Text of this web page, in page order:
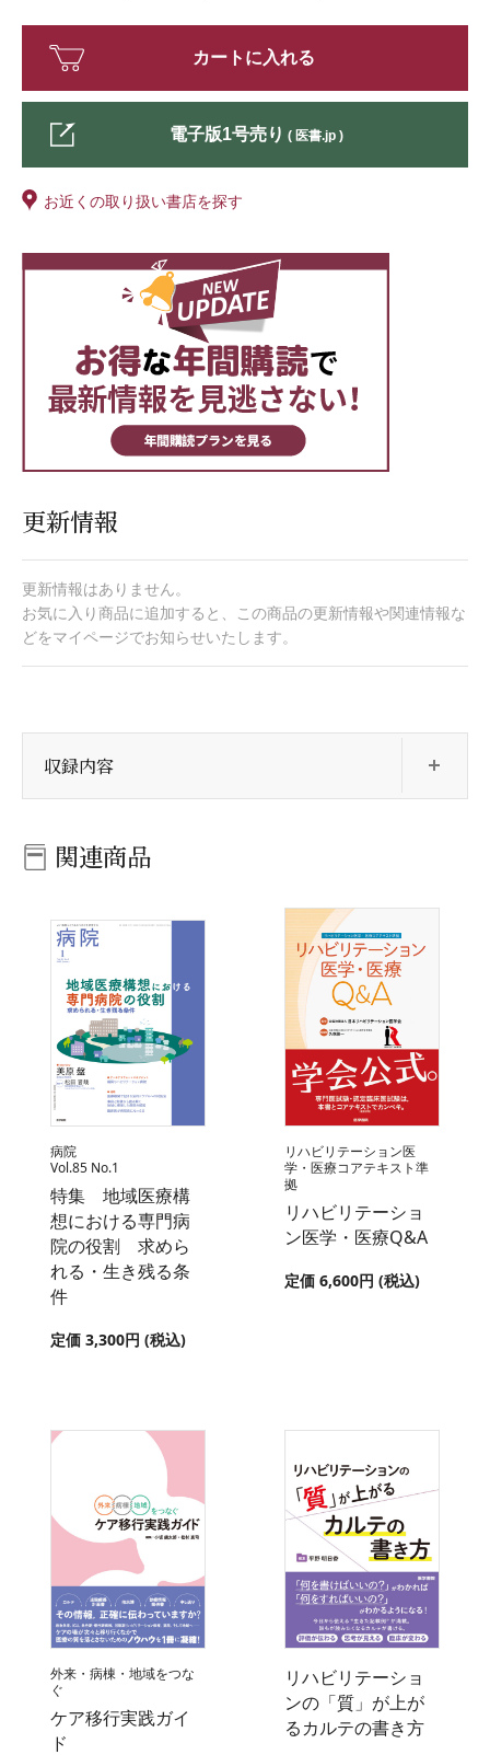
カートに入れる
電子版1号売り ( 医書.jp )
お近くの取り扱い書店を探す
更新情報
更新情報はありません。
お気に入り商品に追加すると、この商品の更新情報や関連情報な
どをマイページでお知らせいたします。
収録内容
関連商品
病院
Vol.85 No.1
特集 地域医療構
想における専門病
院の役割 求めら
れる・生き残る条
件
定価 3,300円 (税込)
リハビリテーション医
学・医療コアテキスト準
拠
リハビリテーショ
ン医学・医療Q&A
定価 6,600円 (税込)
外来・病棟・地域をつな
ぐ
ケア移行実践ガイ
ド
リハビリテーショ
ンの「質」が上が
るカルテの書き方